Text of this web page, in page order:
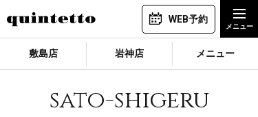
WEB予約
敷島店 岩神店 メニュー
sato-shigeru